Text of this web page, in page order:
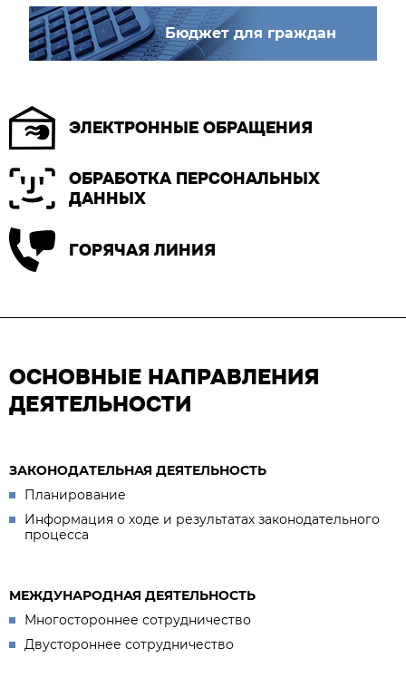
Бюджет для граждан
ЭЛЕКТРОННЫЕ ОБРАЩЕНИЯ
ОБРАБОТКА ПЕРСОНАЛЬНЫХ
ДАННЫХ
ГОРЯЧАЯ ЛИНИЯ
ОСНОВНЫЕ НАПРАВЛЕНИЯ
ДЕЯТЕЛЬНОСТИ
ЗАКОНОДАТЕЛЬНАЯ ДЕЯТЕЛЬНОСТЬ
Планирование
Информация о ходе и результатах законодательного
процесса
МЕЖДУНАРОДНАЯ ДЕЯТЕЛЬНОСТЬ
Многостороннее сотрудничество
Двустороннее сотрудничество